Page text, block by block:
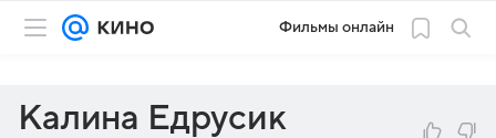
Фильмы онлайн
Калина Едрусик